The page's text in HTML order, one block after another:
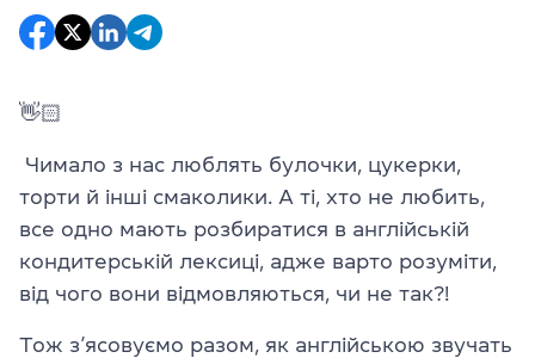
👋🏻
Чимало з нас люблять булочки, цукерки,
торти й інші смаколики. А ті, хто не любить,
все одно мають розбиратися в англійській
кондитерській лексиці, адже варто розуміти,
від чого вони відмовляються, чи не так?!
Тож з’ясовуємо разом, як англійською звучать